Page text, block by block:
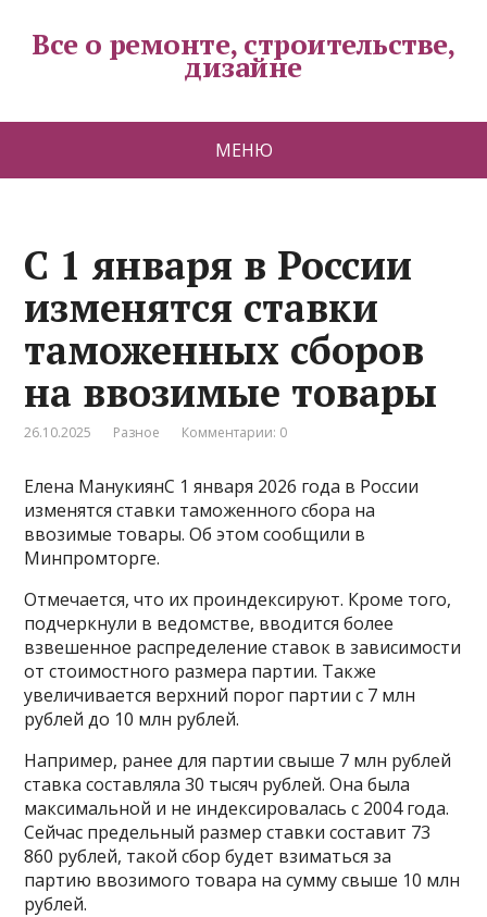
Все о ремонте, строительстве,
дизайне
МЕНЮ
С 1 января в России
изменятся ставки
таможенных сборов
на ввозимые товары
26.10.2025 Разное Комментарии: 0
Елена МанукиянС 1 января 2026 года в России
изменятся ставки таможенного сбора на
ввозимые товары. Об этом сообщили в
Минпромторге.
Отмечается, что их проиндексируют. Кроме того,
подчеркнули в ведомстве, вводится более
взвешенное распределение ставок в зависимости
от стоимостного размера партии. Также
увеличивается верхний порог партии с 7 млн
рублей до 10 млн рублей.
Например, ранее для партии свыше 7 млн рублей
ставка составляла 30 тысяч рублей. Она была
максимальной и не индексировалась с 2004 года.
Сейчас предельный размер ставки составит 73
860 рублей, такой сбор будет взиматься за
партию ввозимого товара на сумму свыше 10 млн
рублей.